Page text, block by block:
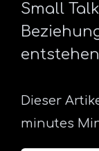
Small
Dieser
minutes